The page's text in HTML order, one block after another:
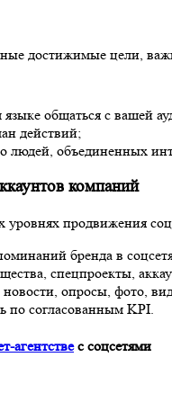
достижимые цели,
языке общаться с вашей
действий;
людей, объединенных
компаний
уровнях продвижения
бренда в
спецпроекты,
новости, опросы, фото,
по согласованным KPI.
агентствес соцсетями